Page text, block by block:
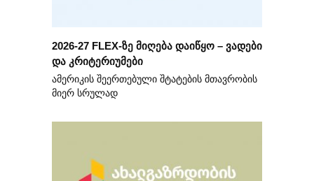
2026-27 FLEX-ზე მიღება დაიწყო – ვადები
და კრიტერიუმები
ამერიკის შეერთებული შტატების მთავრობის
მიერ სრულად